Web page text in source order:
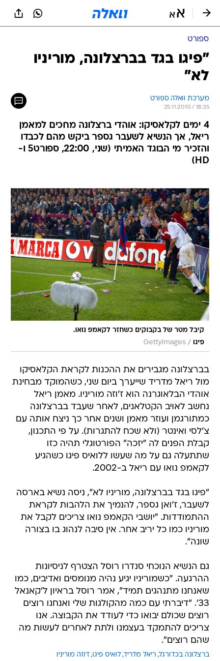
ספורט
"פיגו בגד בברצלונה, מוריניו
לא"
מערכת וואלה ספורט
25.11.2010 / 18:35
4 ימים לקלאסיקו: אוהדי ברצלונה מחכים למאמן
ריאל, אך הנשיא לשעבר גספר ביקש מהם לכבדו
והזכיר מי הבוגד האמיתי (שני, 22:00, ספורט5 ו-
HD)
קיבל מטר של בקבוקים כשחזר לקאמפ נואו.
פיגו
/
GettyImages
בברצלונה מגבירים את ההכנות לקראת הקלאסיקו
מול ריאל מדריד שייערך ביום שני, כשהמוקד מבחינת
אוהדי הבלאוגרנה הוא ז'וזה מוריניו. מאמן ריאל
נחשב לאויב הקטלאנים, לאחר שעבד בברצלונה
כמתורגמן ועוזר מאמן ושנים אחר כך ניצח אותה עם
צ'לסי ואינטר (ולא שכח להתגרות). על פי התכנון,
קבלת הפנים לה "יזכה" הפורטוגלי תהיה כזו
שתתעלה גם על מה שעשו ללואיס פיגו כשהגיע
לקאמפ נואו עם ריאל ב-2002.
"פיגו בגד בברצלונה, מוריניו לא", ניסה נשיא בארסה
לשעבר, ז'ואן גספר, להנמיך את הלהבות לקראת
ההתמודדות. "יושבי הקאמפ נואו צריכים לקבל את
מוריניו כמו כל יריב אחר. אין סיבה לנהוג בו בצורה
שונה".
גם הנשיא הנוכחי סנדרו רוסל הצטרף לניסיונות
ההרגעה. "כשמוריניו יגיע נהיה מנומסים ואדיבים, כמו
שאנחנו מתנהגים תמיד", אמר רוסל בראיון ל'קאנאל
33'. "דיברתי עם כמה מהקולגות שלי ואנחנו רוצים
רוצים שכולם יבואו כדי לעודד את הקבוצה. אנו
צריכים להתמקד בעצמנו ולתת לאחרים לעשות מה
שהם רוצים".
ברצלונה בכדורגל ריאל מדריד לואיס פיגו ז'וזה מוריניו